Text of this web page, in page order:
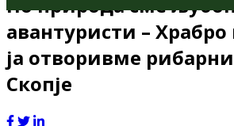
авантуристи –
ја отворивме
Скопје